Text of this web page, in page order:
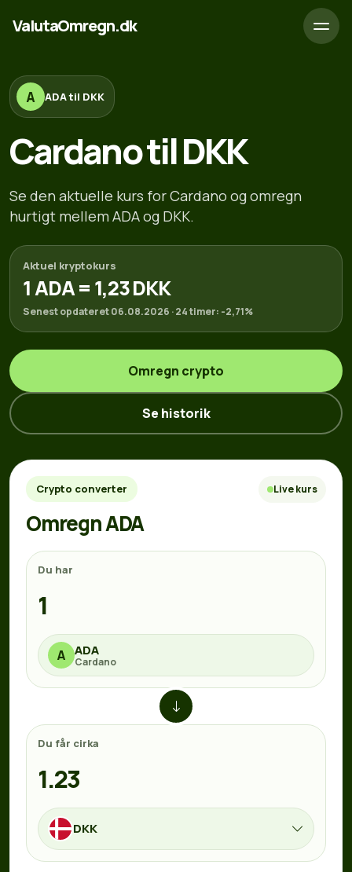
ValutaOmregn.dk
A ADA til DKK
Cardano til DKK
Se den aktuelle kurs for Cardano og omregn
hurtigt mellem ADA og DKK.
Aktuel kryptokurs
1 ADA = 1,23 DKK
Senest opdateret 06.08.2026 · 24 timer: -2,71%
Omregn crypto
Se historik
Crypto converter
Omregn ADA
Live kurs
Du har
A ADA
Cardano
Du får cirka
DKK